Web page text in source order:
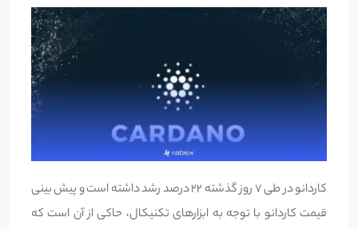
کاردانو در طی 7 روز گذشته 22 درصد رشد داشته است و پیش بینی
قیمت کاردانو با توجه به ابزارهای تکنیکال، حاکی از آن است که